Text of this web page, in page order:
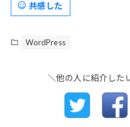
共感した
WordPress
＼他の人に紹介した